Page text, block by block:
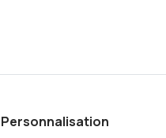
Personnalisation